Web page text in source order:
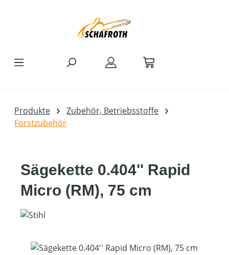
Produkte
Zubehör, Betriebsstoffe
Forstzubehör
Sägekette 0.404'' Rapid
Micro (RM), 75 cm
Bildergalerie überspringen